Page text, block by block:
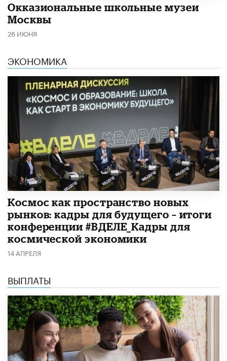
​Окказиональные школьные музеи
Москвы
26 ИЮНЯ
ЭКОНОМИКА
Космос как пространство новых
рынков: кадры для будущего – итоги
конференции #ВДЕЛЕ_Кадры для
космической экономики
14 АПРЕЛЯ
ВЫПЛАТЫ